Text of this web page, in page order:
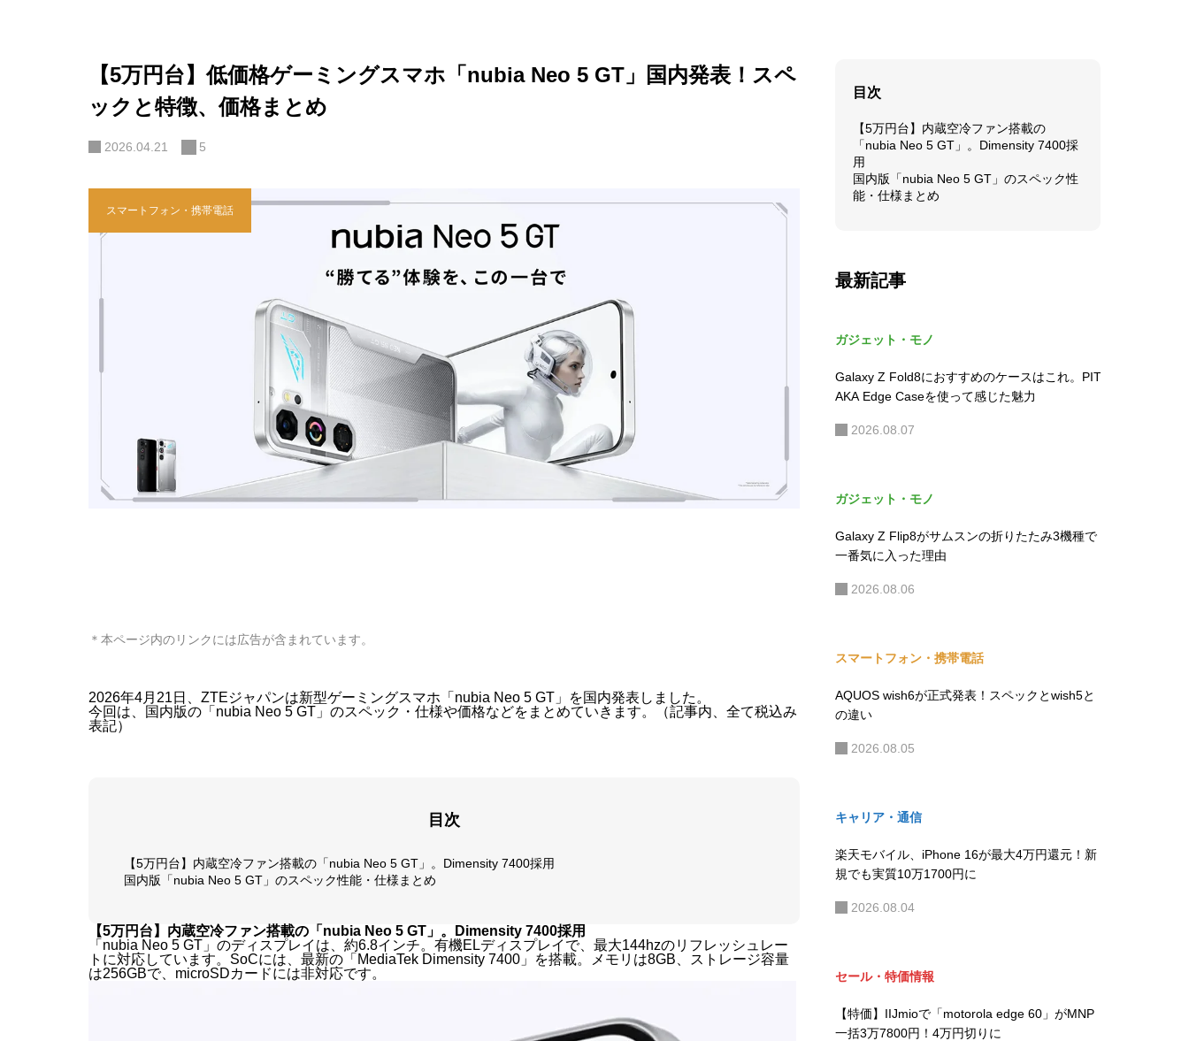
【5万円台】低価格ゲーミングスマホ「nubia Neo 5 GT」国内発表！スペ
ックと特徴、価格まとめ
2026.04.21 5
スマートフォン・携帯電話
＊本ページ内のリンクには広告が含まれています。
2026年4月21日、ZTEジャパンは新型ゲーミングスマホ「nubia Neo 5 GT」を国内発表しました。
今回は、国内版の「nubia Neo 5 GT」のスペック・仕様や価格などをまとめていきます。（記事内、全て税込み
表記）
目次
【5万円台】内蔵空冷ファン搭載の「nubia Neo 5 GT」。Dimensity 7400採用
国内版「nubia Neo 5 GT」のスペック性能・仕様まとめ
【5万円台】内蔵空冷ファン搭載の「nubia Neo 5 GT」。Dimensity 7400採用
「nubia Neo 5 GT」のディスプレイは、約6.8インチ。有機ELディスプレイで、最大144hzのリフレッシュレー
トに対応しています。SoCには、最新の「MediaTek Dimensity 7400」を搭載。メモリは8GB、ストレージ容量
は256GBで、microSDカードには非対応です。
目次
【5万円台】内蔵空冷ファン搭載の
「nubia Neo 5 GT」。Dimensity 7400採
用
国内版「nubia Neo 5 GT」のスペック性
能・仕様まとめ
最新記事
ガジェット・モノ
Galaxy Z Fold8におすすめのケースはこれ。PIT
AKA Edge Caseを使って感じた魅力
2026.08.07
ガジェット・モノ
Galaxy Z Flip8がサムスンの折りたたみ3機種で
一番気に入った理由
2026.08.06
スマートフォン・携帯電話
AQUOS wish6が正式発表！スペックとwish5と
の違い
2026.08.05
キャリア・通信
楽天モバイル、iPhone 16が最大4万円還元！新
規でも実質10万1700円に
2026.08.04
セール・特価情報
【特価】IIJmioで「motorola edge 60」がMNP
一括3万7800円！4万円切りに